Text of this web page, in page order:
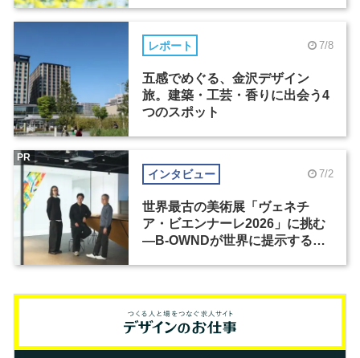
レポート 7/8
五感でめぐる、金沢デザイン
旅。建築・工芸・香りに出会う4
つのスポット
インタビュー 7/2
世界最古の美術展「ヴェネチ
ア・ビエンナーレ2026」に挑む
―B-OWNDが世界に提示する美
PR